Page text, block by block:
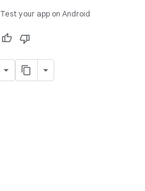
Test your app on Android